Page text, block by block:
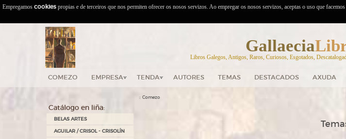
Gallaecia
Libros Galegos, Antigos, Raros, Curiosos, Esgotados,
COMEZO EMPRESA TENDA AUTORES TEMAS DESTACADOS AXUDA
Catálogo en liña:
BELAS ARTES
AGUILAR / CRISOL - CRISOLÍN
:: Comezo
Empregamos cookies propias e de terceiros que nos permiten ofrecer os nosos servizos. Ao empregar os nosos servizos, aceptas o uso que facemos